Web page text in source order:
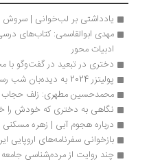
یادداشتی بر لب‌خوانی | سروش
ادبیات محور
دختری در تبعید در گفت‌وگو با محمود
پولیتزر 2024 به دیده‌بان شب رسید
محمدحسین مطهری: زلف حجاب به
نگاهی به دختری که خودش را خورد |
درباره هجوم آبی | زهره مسکنی
بازخوانی سفرنامه‌های اروپایی
چند روایت از مردم‌شناسی جامعه تهران